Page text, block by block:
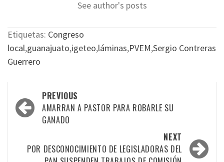
See author's posts
Etiquetas: Congreso
local,guanajuato,igeteo,láminas,PVEM,Sergio Contreras
Guerrero
Post
navigation
PREVIOUS
AMARRAN A PASTOR PARA ROBARLE SU
GANADO
NEXT
POR DESCONOCIMIENTO DE LEGISLADORAS DEL